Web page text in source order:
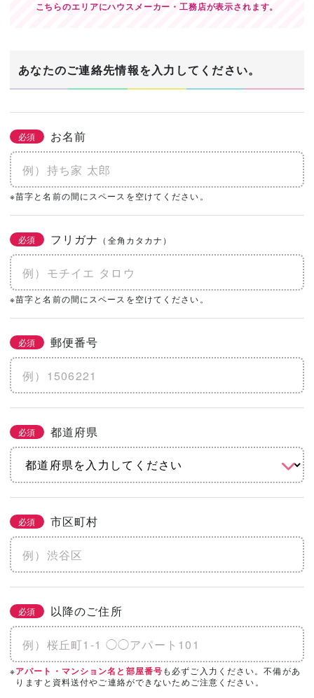
こちらのエリアにハウスメーカー・工務店が表示されます。
あなたのご連絡先情報を入力してください。
必須 お名前
※苗字と名前の間にスペースを空けてください。
必須 フリガナ （全角カタカナ）
※苗字と名前の間にスペースを空けてください。
必須 郵便番号
必須 都道府県
必須 市区町村
必須 以降のご住所
※アパート・マンション名と部屋番号も必ずご入力ください。不備があ
りますと資料送付やご連絡ができないためご注意ください。